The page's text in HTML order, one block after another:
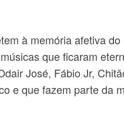
à memória afetiva
que ficaram
José, Fábio Jr,
e que fazem parte